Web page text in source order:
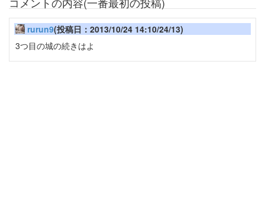
rurun9(投稿日：2013/10/24 14:10/24/13)
3つ目の城の続きはよ